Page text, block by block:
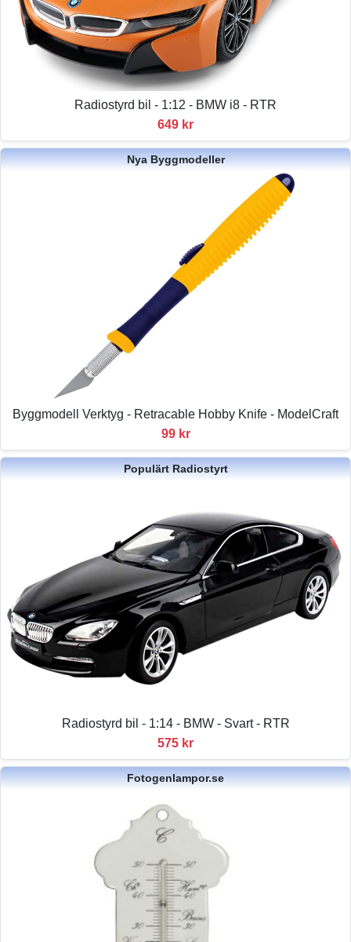
Radiostyrd bil - 1:12 - BMW i8 - RTR
649 kr
Nya Byggmodeller
Byggmodell Verktyg - Retracable Hobby Knife - ModelCraft
99 kr
Populärt Radiostyrt
Radiostyrd bil - 1:14 - BMW - Svart - RTR
575 kr
Fotogenlampor.se